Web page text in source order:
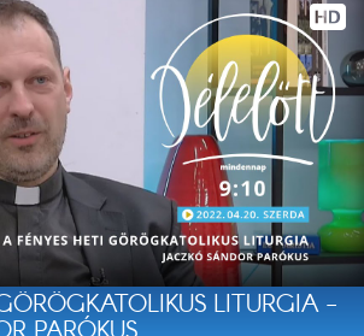
LITURGIA -